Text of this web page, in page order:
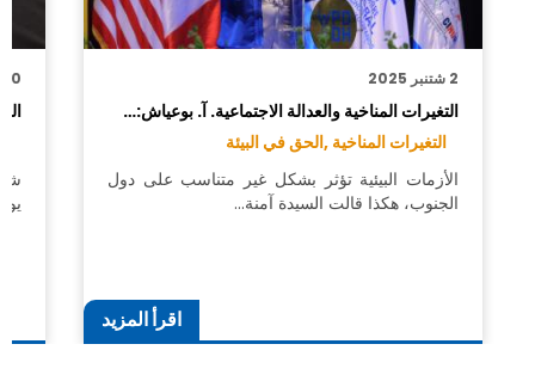
2 شتنبر 2025
التغيرات المناخية والعدالة الاجتماعية. آ. بوعياش:…
التغيرات المناخية ,الحق في البيئة
الأزمات البيئية تؤثر بشكل غير متناسب على دول
الجنوب، هكذا قالت السيدة آمنة…
اقرأ المزيد
30 يونيو 2025
يوم